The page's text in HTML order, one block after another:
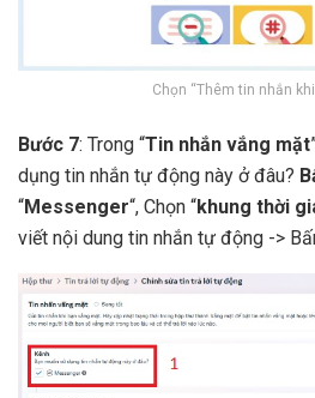
Chọn “Thêm tin nhắn
Bước 7: Trong “Tin nhắn vắng mặt
dụng tin nhắn tự động này ở đâu?
“Messenger“, Chọn “khung thời
viết nội dung tin nhắn tự động ->